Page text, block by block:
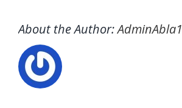
About the Author:AdminAbla1